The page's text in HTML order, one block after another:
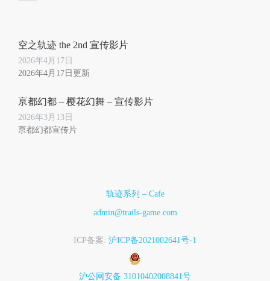
空之轨迹 the 2nd 宣传影片
2026年4月17日
2026年4月17日更新
亰都幻都 – 樱花幻舞 – 宣传影片
2026年3月13日
亰都幻都宣传片
轨迹系列 – Cafe
admin@trails-game.com
ICP备案: 沪ICP备2021002641号-1
沪公网安备 31010402008841号